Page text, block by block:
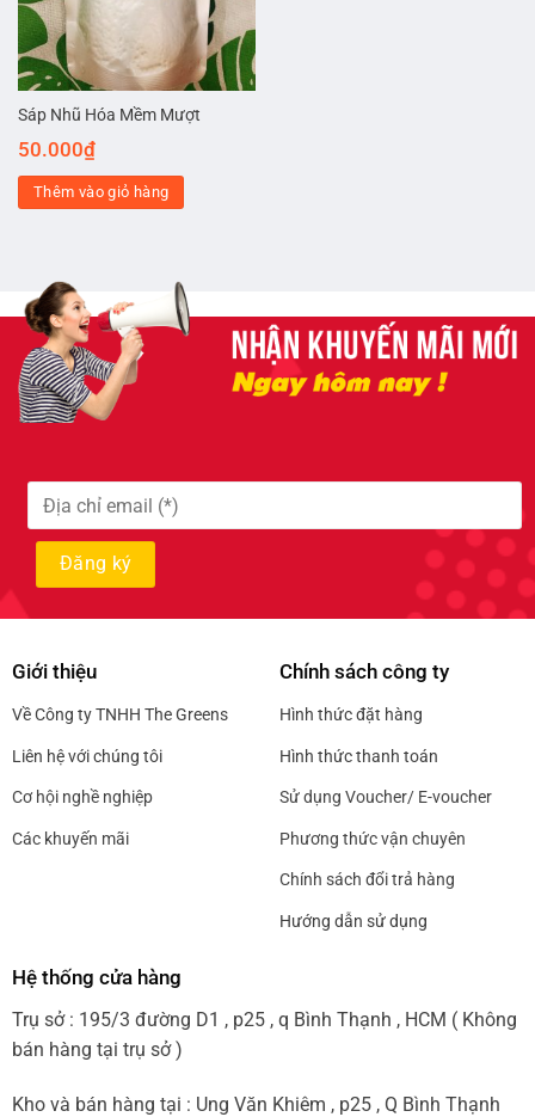
Sáp Nhũ Hóa Mềm Mượt
50.000₫
Thêm vào giỏ hàng
Giới thiệu
Về Công ty TNHH The Greens
Liên hệ với chúng tôi
Cơ hội nghề nghiệp
Các khuyến mãi
Chính sách công ty
Hình thức đặt hàng
Hình thức thanh toán
Sử dụng Voucher/ E-voucher
Phương thức vận chuyên
Chính sách đổi trả hàng
Hướng dẫn sử dụng
Hệ thống cửa hàng
Trụ sở : 195/3 đường D1 , p25 , q Bình Thạnh , HCM ( Không
bán hàng tại trụ sở )
Kho và bán hàng tại : Ung Văn Khiêm , p25 , Q Bình Thạnh